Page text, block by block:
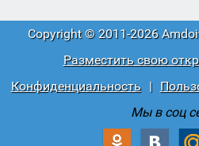
Copyright © 2011-2026
Разместить свою
Конфиденциальность
|
Мы в соц